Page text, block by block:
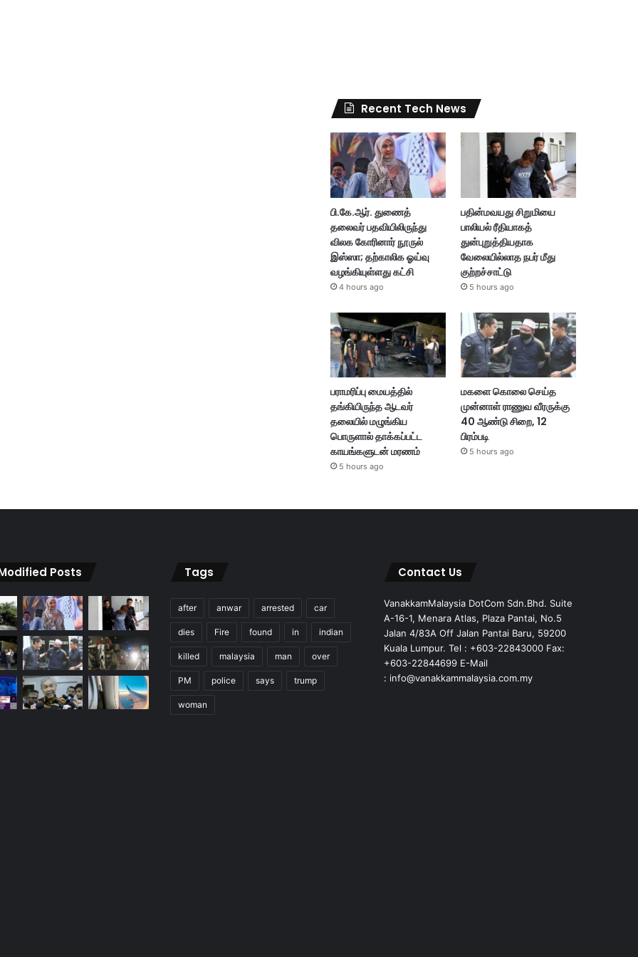
Recent Tech News
பி.கே.ஆர். துணைத்
தலைவர் பதவியிலிருந்து
விலக கோரினார் நூருல்
இஸ்ஸா; தற்காலிக ஓய்வு
வழங்கியுள்ளது கட்சி
4 hours ago
பதின்மவயது சிறுமியை
பாலியல் ரீதியாகத்
துன்புறுத்தியதாக
வேலையில்லாத நபர் மீது
குற்றச்சாட்டு
5 hours ago
பராமரிப்பு மையத்தில்
தங்கியிருந்த ஆடவர்
தலையில் மழுங்கிய
பொருளால் தாக்கப்பட்ட
காயங்களுடன் மரணம்
5 hours ago
மகளை கொலை செய்த
முன்னாள் ராணுவ வீரருக்கு
40 ஆண்டு சிறை, 12
பிரம்படி
5 hours ago
Posts Tags
after anwar arrested car
dies Fire found in indian
killed malaysia man over
PM police says trump
woman
Contact Us
VanakkamMalaysia DotCom Sdn.Bhd. Suite
A-16-1, Menara Atlas, Plaza Pantai, No.5
Jalan 4/83A Off Jalan Pantai Baru, 59200
Kuala Lumpur. Tel : +603-22843000 Fax:
+603-22844699 E-Mail
: info@vanakkammalaysia.com.my